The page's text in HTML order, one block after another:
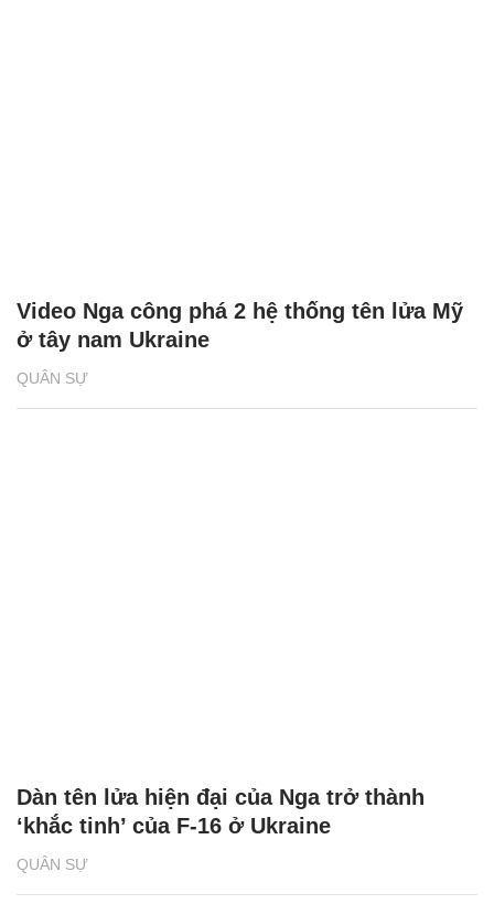
QUÂN SỰ
Video Nga công phá 2 hệ thống tên lửa Mỹ
ở tây nam Ukraine
QUÂN SỰ
Dàn tên lửa hiện đại của Nga trở thành
‘khắc tinh’ của F-16 ở Ukraine